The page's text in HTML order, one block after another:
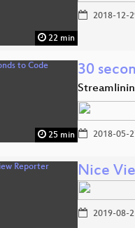
22 min
2018-12-
25 min
30
2018-05-
Nice
2019-08-